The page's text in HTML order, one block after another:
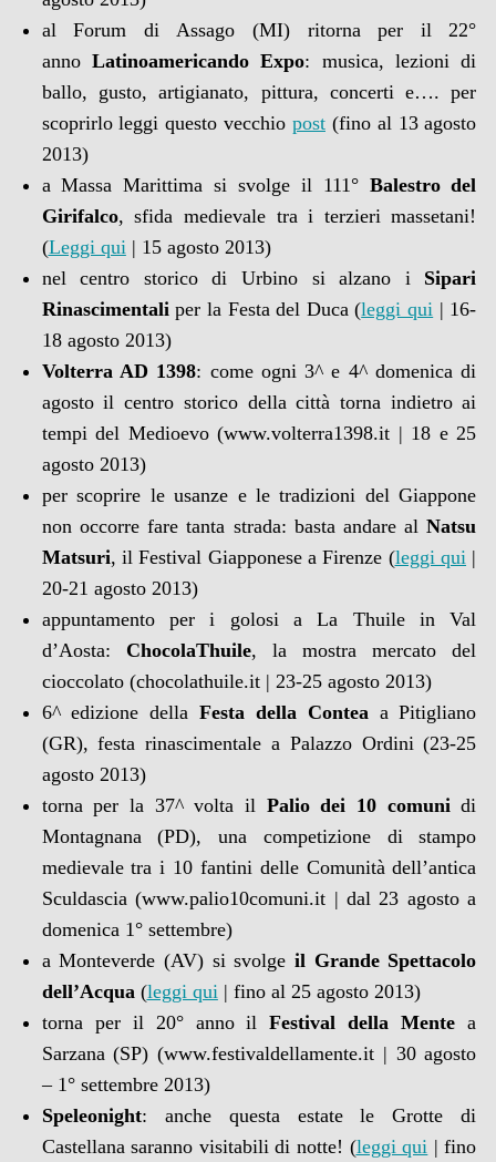
al Forum di Assago (MI) ritorna per il 22°
anno Latinoamericando Expo: musica, lezioni di
ballo, gusto, artigianato, pittura, concerti e…. per
scoprirlo leggi questo vecchio post (fino al 13 agosto
2013)
a Massa Marittima si svolge il 111° Balestro del
Girifalco, sfida medievale tra i terzieri massetani!
(Leggi qui| 15 agosto 2013)
nel centro storico di Urbino si alzano i Sipari
Rinascimentaliper la Festa del Duca (leggi qui | 16-
18 agosto 2013)
Volterra AD 1398: come ogni 3^ e 4^ domenica di
agosto il centro storico della città torna indietro ai
tempi del Medioevo (www.volterra1398.it | 18 e 25
agosto 2013)
per scoprire le usanze e le tradizioni del Giappone
non occorre fare tanta strada: basta andare alNatsu
Matsuri, il Festival Giapponese a Firenze (leggi qui |
20-21 agosto 2013)
appuntamento per i golosi a La Thuile in Val
d’Aosta: ChocolaThuile, la mostra mercato del
cioccolato (chocolathuile.it | 23-25 agosto 2013)
6^ edizione dellaFesta della Conteaa Pitigliano
(GR), festa rinascimentale a Palazzo Ordini (23-25
agosto 2013)
torna per la 37^ volta il Palio dei 10 comunidi
Montagnana (PD), una competizione di stampo
medievale tra i 10 fantini delle Comunità dell’antica
Sculdascia (www.palio10comuni.it | dal 23 agosto a
domenica 1° settembre)
a Monteverde (AV) si svolge il Grande Spettacolo
dell’Acqua(leggi qui| fino al 25 agosto 2013)
torna per il 20° anno ilFestival della Mente a
Sarzana (SP) (www.festivaldellamente.it | 30 agosto
– 1° settembre 2013)
Speleonight: anche questa estate le Grotte di
Castellana saranno visitabili di notte! (leggi qui | fino